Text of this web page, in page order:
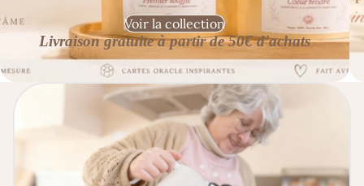
Voir la collection
Livraison gratuite à partir de 50€ d'achats